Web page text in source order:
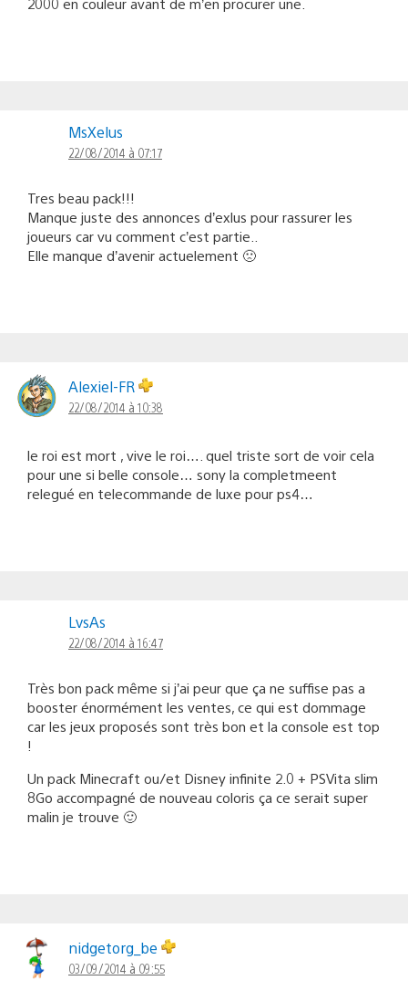
MsXelus
22/08/2014 à 07:17
Tres beau pack!!!
Manque juste des annonces d’exlus pour rassurer les
joueurs car vu comment c’est partie..
Elle manque d’avenir actuelement 🙁
Alexiel-FR
22/08/2014 à 10:38
le roi est mort , vive le roi…. quel triste sort de voir cela
pour une si belle console… sony la completmeent
relegué en telecommande de luxe pour ps4…
LvsAs
22/08/2014 à 16:47
Très bon pack même si j’ai peur que ça ne suffise pas a
booster énormément les ventes, ce qui est dommage
car les jeux proposés sont très bon et la console est top
!
Un pack Minecraft ou/et Disney infinite 2.0 + PSVita slim
8Go accompagné de nouveau coloris ça ce serait super
malin je trouve 🙂
nidgetorg_be
03/09/2014 à 09:55